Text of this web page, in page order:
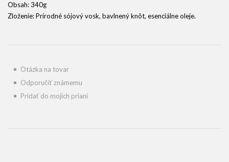
Obsah: 340g
Zloženie: Prírodné sójový vosk, bavlnený knôt, esenciálne oleje.
Otázka na tovar
Odporučiť známemu
Pridať do mojich prianí